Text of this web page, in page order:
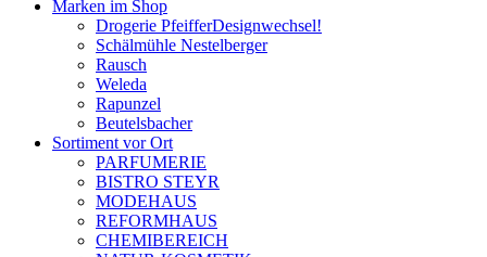
Marken im Shop
Drogerie PfeifferDesignwechsel!
Schälmühle Nestelberger
Rausch
Weleda
Rapunzel
Beutelsbacher
Sortiment vor Ort
PARFUMERIE
BISTRO STEYR
MODEHAUS
REFORMHAUS
CHEMIBEREICH